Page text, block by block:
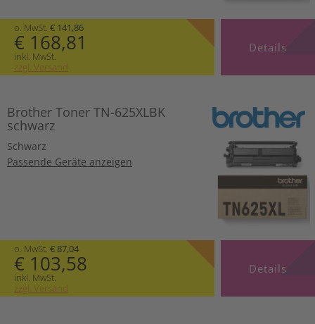
o. MwSt. € 141,86
€ 168,81
inkl. MwSt.
zzgl. Versand
Details
Brother Toner TN-625XLBK
schwarz
Schwarz
Passende Geräte anzeigen
o. MwSt. € 87,04
€ 103,58
inkl. MwSt.
zzgl. Versand
Details